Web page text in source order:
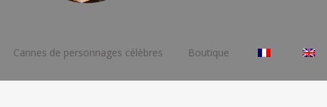
Cannes de personnages célèbres Boutique